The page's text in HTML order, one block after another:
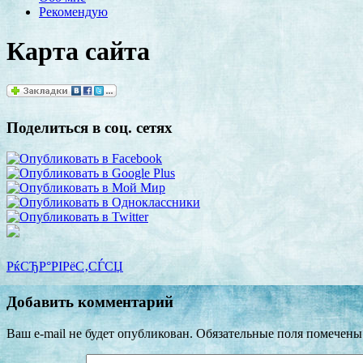
Рекомендую
Карта сайта
Поделиться в соц. сетях
РќСЂР°РІРёС‚СЃСЏ
Добавить комментарий
Ваш e-mail не будет опубликован. Обязательные поля